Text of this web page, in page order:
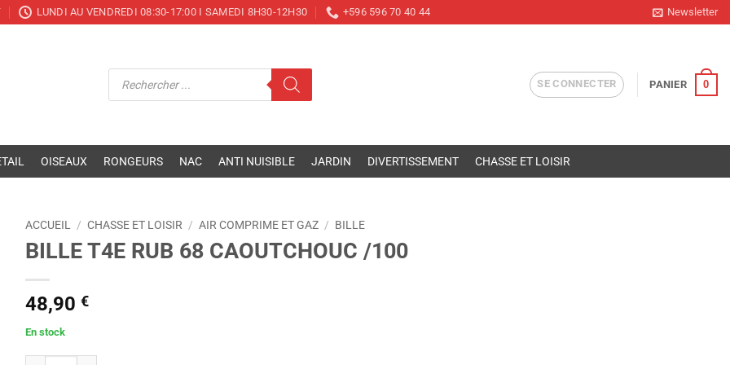
LUNDI AU VENDREDI 08:30-17:00 I SAMEDI 8H30-12H30 +596 596 70 40 44 Newsletter
Recherche
SE CONNECTER PANIER 0
OISEAUX RONGEURS NAC ANTI NUISIBLE JARDIN DIVERTISSEMENT CHASSE ET LOISIR
ACCUEIL / CHASSE ET LOISIR / AIR COMPRIME ET GAZ / BILLE
BILLE T4E RUB 68 CAOUTCHOUC /100
48,90 €
En stock